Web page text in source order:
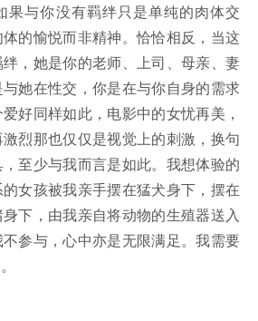
果与你没有羁绊只是单纯的肉体交
的愉悦而非精神。恰恰相反，当这
，她是你的老师、上司、母亲、妻
她在性交，你是在与你自身的需求
好同样如此，电影中的女忧再美，
烈那也仅仅是视觉上的刺激，换句
至少与我而言是如此。我想体验的
女孩被我亲手摆在猛犬身下，摆在
下，由我亲自将动物的生殖器送入
参与，心中亦是无限满足。我需要